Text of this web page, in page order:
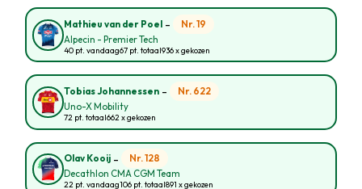
Mathieu van der Poel - Nr. 19
Alpecin - Premier Tech
40 pt. vandaag67 pt. totaal936 x gekozen
Tobias Johannessen - Nr. 622
Uno-X Mobility
72 pt. totaal662 x gekozen
Olav Kooij - Nr. 128
Decathlon CMA CGM Team
22 pt. vandaag106 pt. totaal891 x gekozen